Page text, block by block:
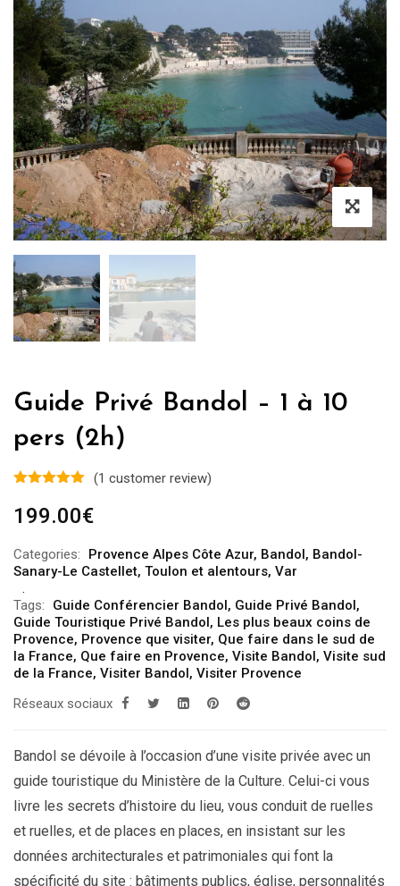
Guide Privé Bandol – 1 à 10
pers (2h)
(1 customer review)
199.00€
Categories: Provence Alpes Côte Azur, Bandol, Bandol-
Sanary-Le Castellet, Toulon et alentours, Var
Tags: Guide Conférencier Bandol, Guide Privé Bandol,
Guide Touristique Privé Bandol, Les plus beaux coins de
Provence, Provence que visiter, Que faire dans le sud de
la France, Que faire en Provence, Visite Bandol, Visite sud
de la France, Visiter Bandol, Visiter Provence
Réseaux sociaux
Bandol se dévoile à l’occasion d’une visite privée avec un
guide touristique du Ministère de la Culture. Celui-ci vous
livre les secrets d’histoire du lieu, vous conduit de ruelles
et ruelles, et de places en places, en insistant sur les
données architecturales et patrimoniales qui font la
spécificité du site : bâtiments publics, église, personnalités